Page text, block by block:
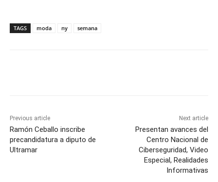
TAGS moda ny semana
Previous article
Ramón Ceballo inscribe
precandidatura a diputo de
Ultramar
Next article
Presentan avances del
Centro Nacional de
Ciberseguridad, Video
Especial, Realidades
Informativas